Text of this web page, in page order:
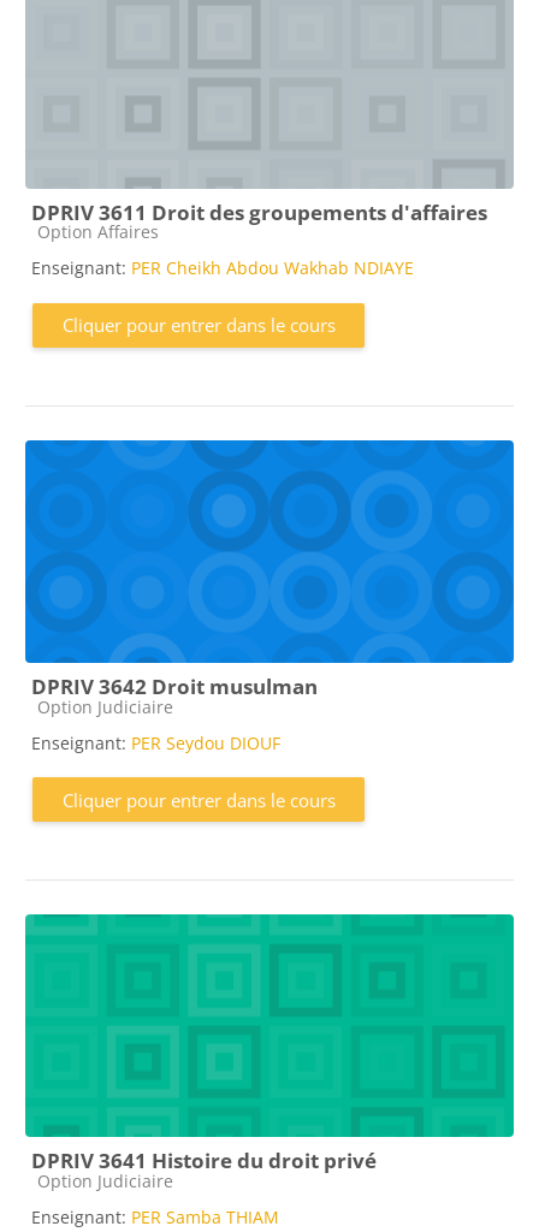
DPRIV 3611 Droit des groupements d'affaires
Catégorie de cours
Option Affaires
Enseignant: PER Cheikh Abdou Wakhab NDIAYE
Cliquer pour entrer dans le cours
DPRIV 3642 Droit musulman
Catégorie de cours
Option Judiciaire
Enseignant: PER Seydou DIOUF
Cliquer pour entrer dans le cours
DPRIV 3641 Histoire du droit privé
Catégorie de cours
Option Judiciaire
Enseignant: PER Samba THIAM